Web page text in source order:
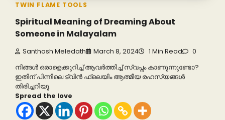
TWIN FLAME TOOLS
Spiritual Meaning of Dreaming About
Someone in Malayalam
Santhosh Meledath March 8, 2024 1 Min Read 0
നിങ്ങൾ ഒരാളെക്കുറിച്ച് ആവർത്തിച്ച് സ്വപ്നം കാണുന്നുണ്ടോ?
ഇതിന് പിന്നിലെ ട്വിൻ ഫ്ലെയിം ആത്മീയ രഹസ്യങ്ങൾ
തിരിച്ചറിയൂ.
Spread the love